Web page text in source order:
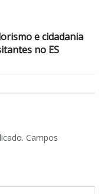
e cidadania
no ES
Campos